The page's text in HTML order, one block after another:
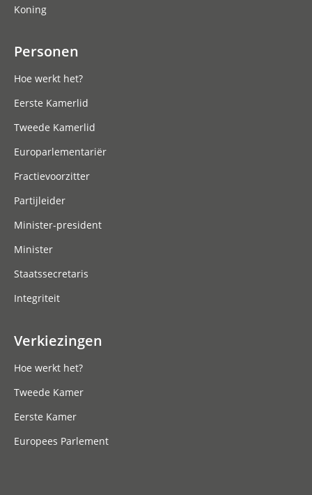
Koning
Personen
Hoe werkt het?
Eerste Kamerlid
Tweede Kamerlid
Europarlementariër
Fractievoorzitter
Partijleider
Minister-president
Minister
Staatssecretaris
Integriteit
Verkiezingen
Hoe werkt het?
Tweede Kamer
Eerste Kamer
Europees Parlement